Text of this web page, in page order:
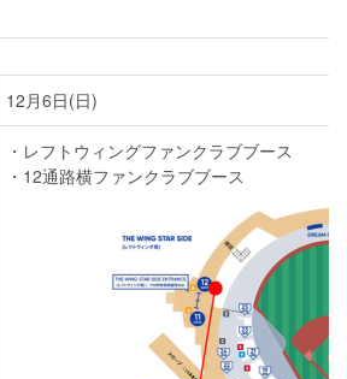
12月6日(日)
レフトウィングファンクラブブース
12通路横ファンクラブブース